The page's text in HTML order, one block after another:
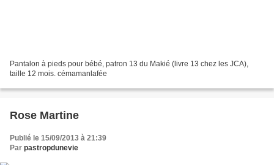
Pantalon à pieds pour bébé, patron 13 du Makié (livre 13 chez les JCA),
taille 12 mois. cémamanlafée
Rose Martine
Publié le 15/09/2013 à 21:39
Par pastropdunevie